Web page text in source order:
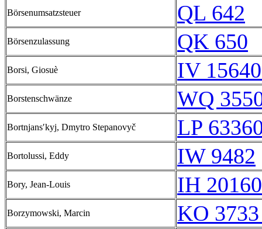
Börsenumsatzsteuer QL 642
Börsenzulassung QK 650
Borsi, Giosuè IV
Borstenschwänze WQ
Bortnjansʹkyj, Dmytro Stepanovyč LP
Bortolussi, Eddy IW 9482
Bory, Jean-Louis IH
Borzymowski, Marcin KO